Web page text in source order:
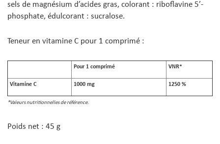
sels de magnésium d’acides gras, colorant : riboflavine 5’-
phosphate, édulcorant : sucralose.
Teneur en vitamine C pour 1 comprimé :
Pour 1 comprimé VNR*
Vitamine C 1000 mg 1250 %
*Valeurs nutritionnelles de référence.
Poids net : 45 g